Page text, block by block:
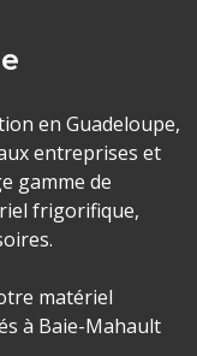
en Guadeloupe,
entreprises et
gamme de
frigorifique,
matériel
à Baie-Mahault